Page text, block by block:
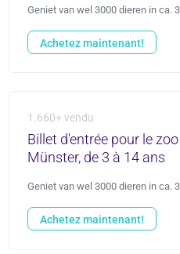
Geniet van wel 3000 dieren in ca.
Achetez maintenant!
1.660+ vendu
Billet d'entrée pour le
Münster, de 3 à 14 ans
Geniet van wel 3000 dieren in ca.
Achetez maintenant!